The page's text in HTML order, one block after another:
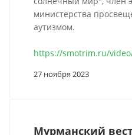
министерства
аутизмом.
https://smotrim.ru/
27 ноября 2023
Мурманский